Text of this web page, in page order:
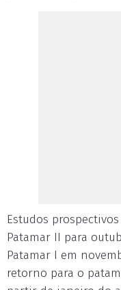
Estudos
Patamar II para
Patamar I em
retorno para o